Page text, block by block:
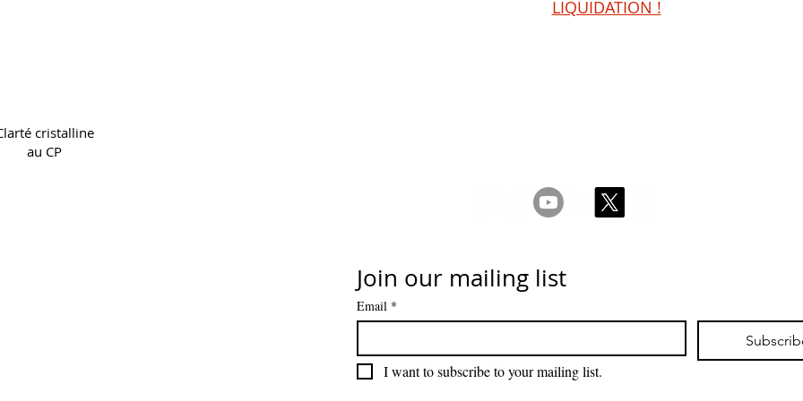
LIQUIDATION !
cristalline
au CP
Join our mailing list
Email *
I want to subscribe to your mailing list.